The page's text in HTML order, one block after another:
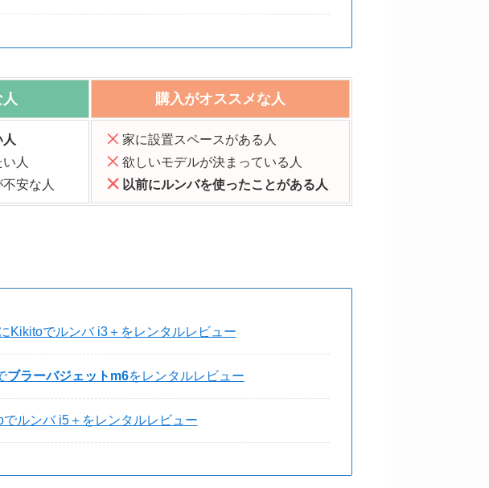
購入がオススメな人
人
安な人
家に設置スペースがある人
欲しいモデルが決まっている人
以前にルンバを使ったことがある人
Kikitoでルンバ i3＋をレンタルレビュー
ブラーバジェットm6をレンタルレビュー
ルンバ i5＋をレンタルレビュー